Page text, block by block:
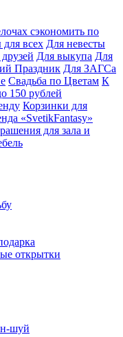
сэкономить по
всех Для невесты
Для выкупа Для
Праздник Для ЗАГСа
Свадьба по Цветам К
150 рублей
Корзинки для
«SvetikFantasy»
для зала и
открытки
шуй